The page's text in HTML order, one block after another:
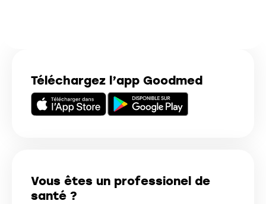
Téléchargez l’app Goodmed
Vous êtes un professionel de
santé ?